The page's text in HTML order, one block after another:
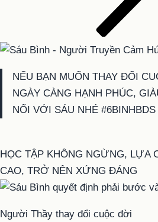
NẾU BẠN MUỐN THAY ĐỔI
NGÀY CÀNG HẠNH PHÚC,
NỐI VỚI SÁU NHÉ #6BINHBDS
HỌC TẬP KHÔNG NGỪNG, LỰA
CAO, TRỞ NÊN XỨNG ĐÁNG
Người Thầy thay đổi cuộc đời